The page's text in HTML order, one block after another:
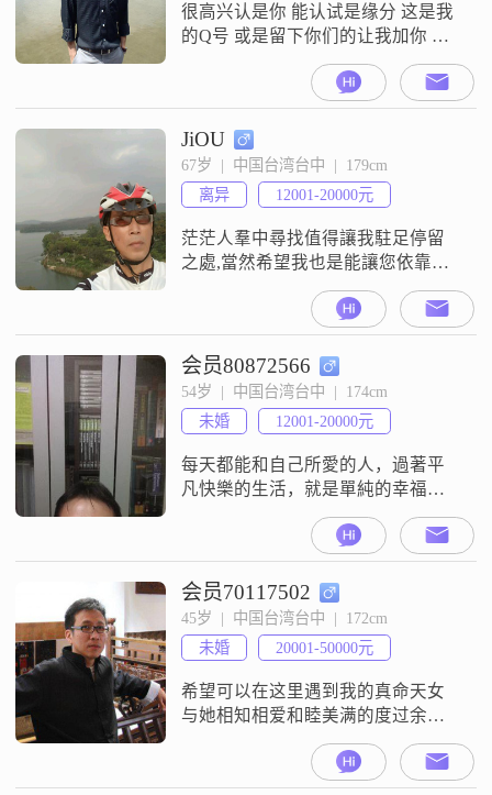
很高兴认是你 能认试是缘分 这是我
的Q号 或是留下你们的让我加你 彼
JiOU
67岁  |  中国台湾台中  |  179cm
离异
12001-20000元
茫茫人羣中尋找值得讓我駐足停留
之處,當然希望我也是能讓您依靠避
会员80872566
54岁  |  中国台湾台中  |  174cm
未婚
12001-20000元
每天都能和自己所愛的人，過著平
凡快樂的生活，就是單純的幸福。
平凡快樂的生活就是「週末悠閒的
午後徜徉在書卷中，與妳沉浸在湖
畔的夕陽美景，然後牽妳的手漫步
去看晚場電影，一起共享同一杯咖
啡。每天都能擁妳入懷，微光閃亮
的清晨在妳的髮香中甦醒，然後對
妳說"Te amo"」
会员70117502
45岁  |  中国台湾台中  |  172cm
未婚
20001-50000元
希望可以在这里遇到我的真命天女
与她相知相爱和睦美满的度过余生
愿得一人心白首不相离